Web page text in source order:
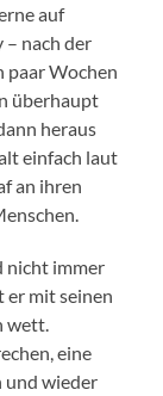
auf
– nach der
paar Wochen
überhaupt
heraus
einfach laut
an ihren
nicht immer
er mit seinen
wett.
eine
und wieder